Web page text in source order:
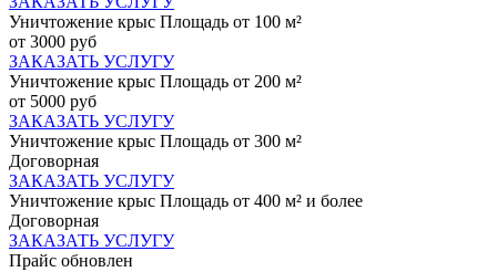
Уничтожение крыс Площадь от 100 м²
от 3000 руб
ЗАКАЗАТЬ УСЛУГУ
Уничтожение крыс Площадь от 200 м²
от 5000 руб
ЗАКАЗАТЬ УСЛУГУ
Уничтожение крыс Площадь от 300 м²
Договорная
ЗАКАЗАТЬ УСЛУГУ
Уничтожение крыс Площадь от 400 м² и более
Договорная
ЗАКАЗАТЬ УСЛУГУ
Прайс обновлен